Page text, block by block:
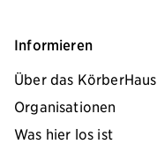
Informieren
Über das KörberHaus
Organisationen
Was hier los ist